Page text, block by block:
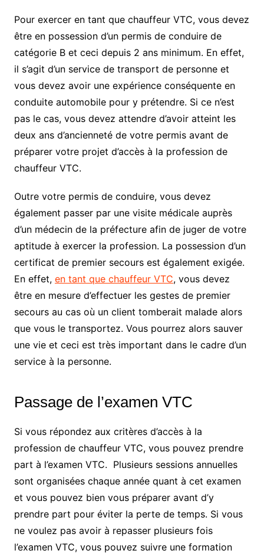
Pour exercer en tant que chauffeur VTC, vous devez
être en possession d’un permis de conduire de
catégorie B et ceci depuis 2 ans minimum. En effet,
il s’agit d’un service de transport de personne et
vous devez avoir une expérience conséquente en
conduite automobile pour y prétendre. Si ce n’est
pas le cas, vous devez attendre d’avoir atteint les
deux ans d’ancienneté de votre permis avant de
préparer votre projet d’accès à la profession de
chauffeur VTC.
Outre votre permis de conduire, vous devez
également passer par une visite médicale auprès
d’un médecin de la préfecture afin de juger de votre
aptitude à exercer la profession. La possession d’un
certificat de premier secours est également exigée.
En effet, en tant que chauffeur VTC, vous devez
être en mesure d’effectuer les gestes de premier
secours au cas où un client tomberait malade alors
que vous le transportez. Vous pourrez alors sauver
une vie et ceci est très important dans le cadre d’un
service à la personne.
Passage de l’examen VTC
Si vous répondez aux critères d’accès à la
profession de chauffeur VTC, vous pouvez prendre
part à l’examen VTC. Plusieurs sessions annuelles
sont organisées chaque année quant à cet examen
et vous pouvez bien vous préparer avant d’y
prendre part pour éviter la perte de temps. Si vous
ne voulez pas avoir à repasser plusieurs fois
l’examen VTC, vous pouvez suivre une formation